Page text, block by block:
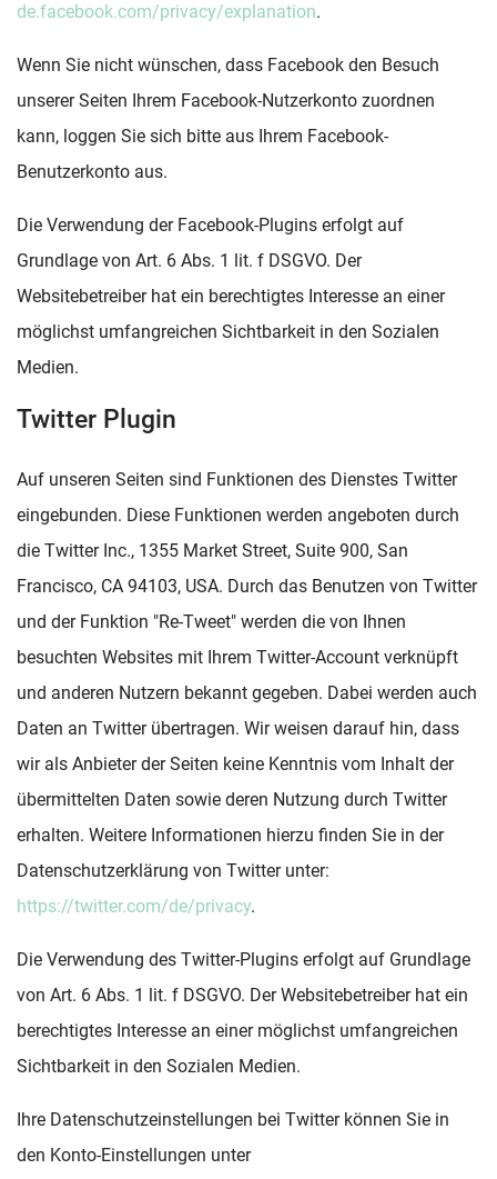
de.facebook.com/privacy/explanation.
Wenn Sie nicht wünschen, dass Facebook den Besuch
unserer Seiten Ihrem Facebook-Nutzerkonto zuordnen
kann, loggen Sie sich bitte aus Ihrem Facebook-
Benutzerkonto aus.
Die Verwendung der Facebook-Plugins erfolgt auf
Grundlage von Art. 6 Abs. 1 lit. f DSGVO. Der
Websitebetreiber hat ein berechtigtes Interesse an einer
möglichst umfangreichen Sichtbarkeit in den Sozialen
Medien.
Twitter Plugin
Auf unseren Seiten sind Funktionen des Dienstes Twitter
eingebunden. Diese Funktionen werden angeboten durch
die Twitter Inc., 1355 Market Street, Suite 900, San
Francisco, CA 94103, USA. Durch das Benutzen von Twitter
und der Funktion "Re-Tweet" werden die von Ihnen
besuchten Websites mit Ihrem Twitter-Account verknüpft
und anderen Nutzern bekannt gegeben. Dabei werden auch
Daten an Twitter übertragen. Wir weisen darauf hin, dass
wir als Anbieter der Seiten keine Kenntnis vom Inhalt der
übermittelten Daten sowie deren Nutzung durch Twitter
erhalten. Weitere Informationen hierzu finden Sie in der
Datenschutzerklärung von Twitter unter:
https://twitter.com/de/privacy.
Die Verwendung des Twitter-Plugins erfolgt auf Grundlage
von Art. 6 Abs. 1 lit. f DSGVO. Der Websitebetreiber hat ein
berechtigtes Interesse an einer möglichst umfangreichen
Sichtbarkeit in den Sozialen Medien.
Ihre Datenschutzeinstellungen bei Twitter können Sie in
den Konto-Einstellungen unter